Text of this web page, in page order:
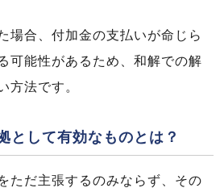
場合、付加金の支払いが命じら
可能性があるため、和解での解
方法です。
として有効なものとは？
ただ主張するのみならず、その